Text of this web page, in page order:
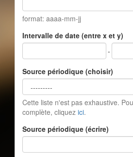
format: aaaa-mm-jj
Intervalle de date (entre x et y)
-
Source périodique (choisir)
Cette liste n'est pas exhaustive.
complète, cliquez ici.
Source périodique (écrire)